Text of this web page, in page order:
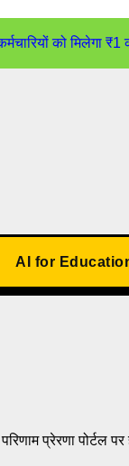
को मिलेगा ₹1
AI for
प्रेरणा पोर्टल